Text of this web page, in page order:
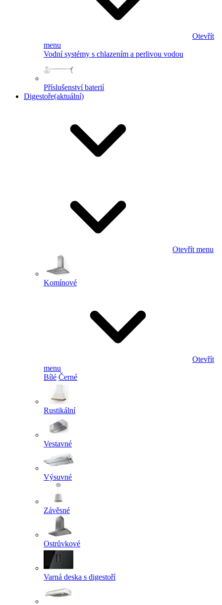
Otevřít
menu
Vodní systémy s chlazením a perlivou vodou
Příslušenství baterií
Digestoře(aktuální)
Otevřít menu
Komínové
Otevřít
menu
Bílé Černé
Rustikální
Vestavné
Výsuvné
Závěsné
Ostrůvkové
Varná deska s digestoří